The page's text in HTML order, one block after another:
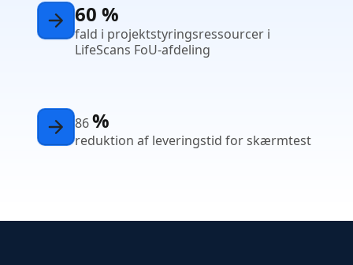
60 %
fald i projektstyringsressourcer i
LifeScans FoU-afdeling
86%
reduktion af leveringstid for skærmtest